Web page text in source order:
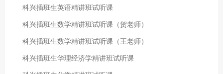
科兴插班生英语精讲班试听课
科兴插班生数学精讲班试听课（贺老师）
科兴插班生数学精讲班试听课（王老师）
科兴插班生华理经济学精讲班试听课